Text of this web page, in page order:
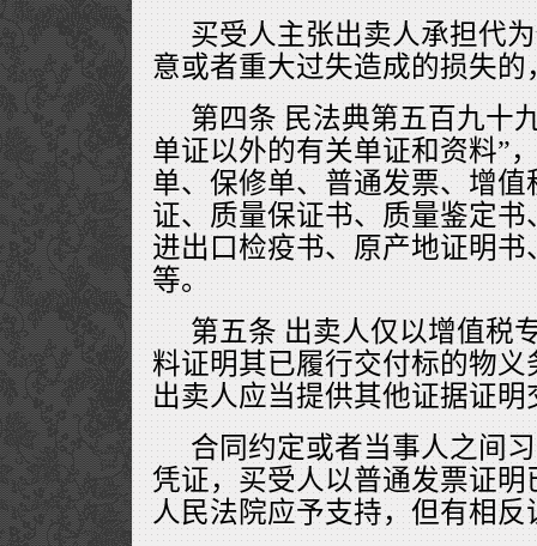
买受人主张出卖人承担代
意或者重大过失造成的损失
第四条 民法典第五百九十
单证以外的有关单证和资料”
单、保修单、普通发票、增
证、质量保证书、质量鉴定
进出口检疫书、原产地证明
等。
第五条 出卖人仅以增值税
料证明其已履行交付标的物
出卖人应当提供其他证据证
合同约定或者当事人之间
凭证，买受人以普通发票证
人民法院应予支持，但有相